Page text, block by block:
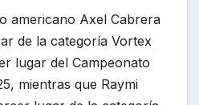
americano Axel Cabrera
de la categoría Vortex
lugar del Campeonato
mientras que Raymi